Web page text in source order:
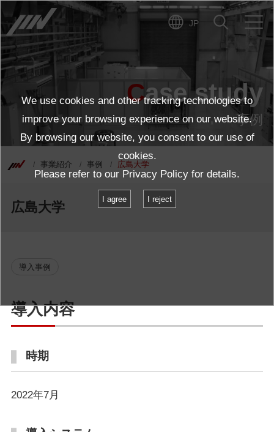
JP
Case study
事例
事業紹介 事例 広島大学
広島大学
導入事例
導入内容
時期
2022年7月
We use cookies and other tracking technologies to
improve your browsing experience on our website.
By browsing our website, you consent to our use of
cookies.
Please refer to our Privacy Policy for details.
I agree I reject